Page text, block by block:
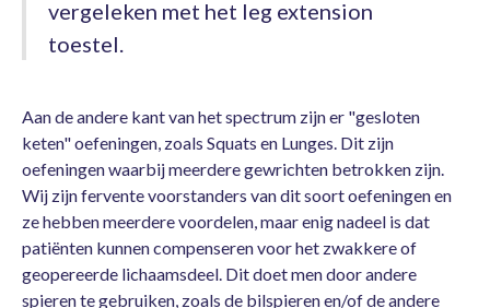
vergeleken met het leg extension
toestel.
Aan de andere kant van het spectrum zijn er "gesloten
keten" oefeningen, zoals Squats en Lunges. Dit zijn
oefeningen waarbij meerdere gewrichten betrokken zijn.
Wij zijn fervente voorstanders van dit soort oefeningen en
ze hebben meerdere voordelen, maar enig nadeel is dat
patiënten kunnen compenseren voor het zwakkere of
geopereerde lichaamsdeel. Dit doet men door andere
spieren te gebruiken, zoals de bilspieren en/of de andere